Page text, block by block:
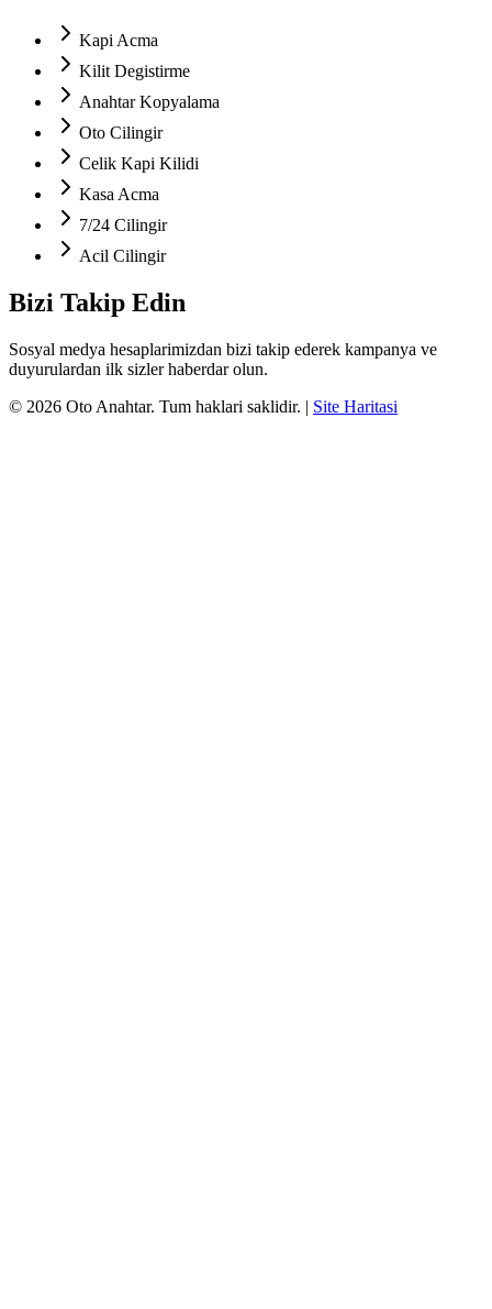
Kapi Acma
Kilit Degistirme
Anahtar Kopyalama
Oto Cilingir
Celik Kapi Kilidi
Kasa Acma
7/24 Cilingir
Acil Cilingir
Bizi Takip Edin
Sosyal medya hesaplarimizdan bizi takip ederek kampanya ve
duyurulardan ilk sizler haberdar olun.
© 2026 Oto Anahtar. Tum haklari saklidir. | Site Haritasi